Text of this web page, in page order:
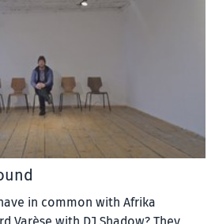
in common with Afrika